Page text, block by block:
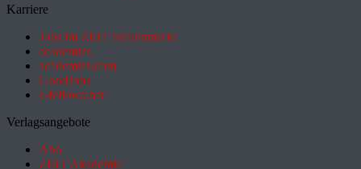
Karriere
Jobs im ZEIT Stellenmarkt
academics
academics.com
GoodJobs
e-fellows.net
Verlagsangebote
Abo
ZEIT Akademie